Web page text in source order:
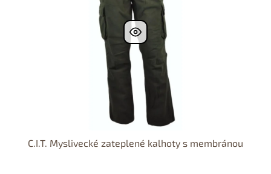
C.I.T. Myslivecké zateplené kalhoty s membránou